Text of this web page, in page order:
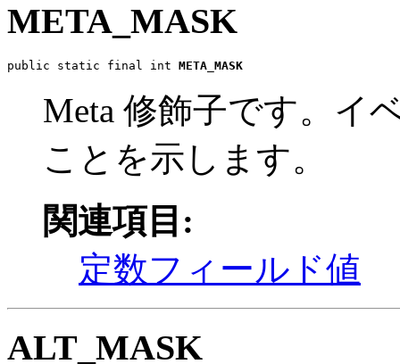
META_MASK
public static final int META_MASK
Meta 修飾子です。イ
ことを示します。
関連項目:
定数フィールド値
ALT_MASK